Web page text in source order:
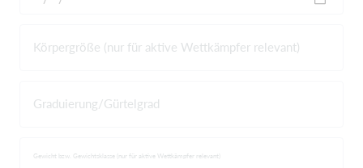
Körpergröße (nur für aktive Wettkämpfer relevant)
Graduierung/Gürtelgrad
Gewicht bzw. Gewichtsklasse (nur für aktive Wettkämpfer relevant)